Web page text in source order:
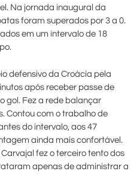
Na jornada inaugural da
foram superados por 3 a 0.
em um intervalo de 18
defensivo da Croácia pela
após receber passe de
gol. Fez a rede balançar
Contou com o trabalho de
do intervalo, aos 47
ainda mais confortável.
fez o terceiro tento dos
apenas de administrar a